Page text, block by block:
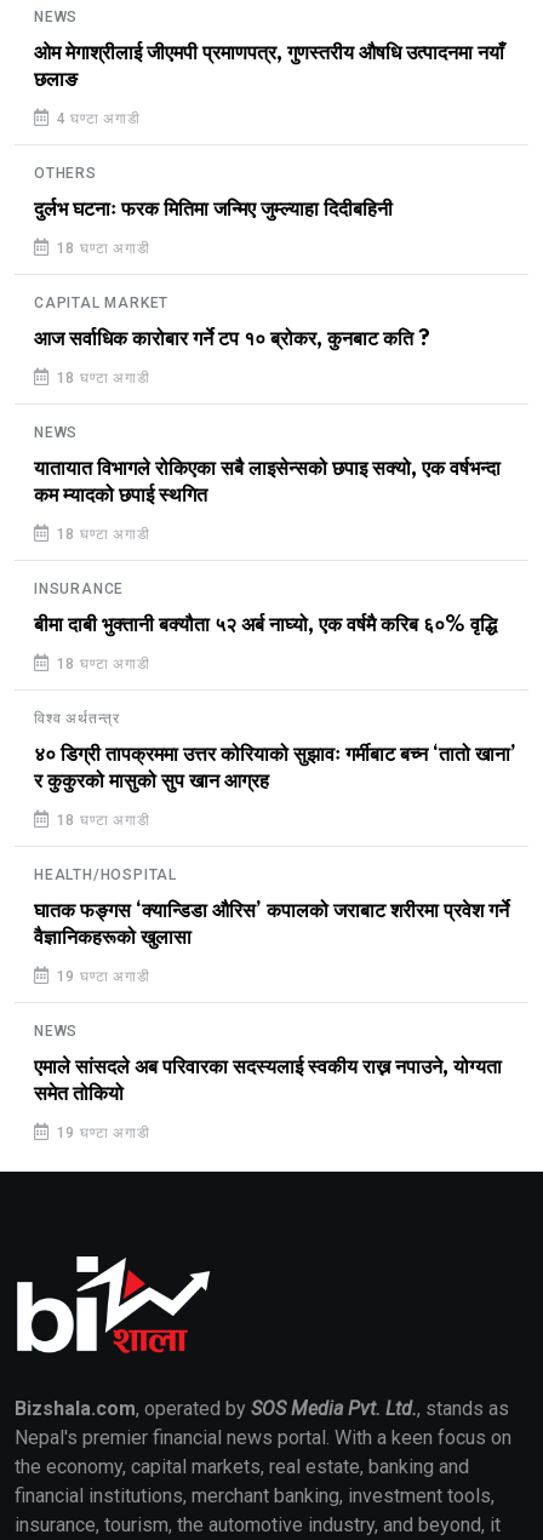
NEWS
ओम मेगाश्रीलाई जीएमपी प्रमाणपत्र, गुणस्तरीय औषधि उत्पादनमा नयाँ
छलाङ
4 घण्टा अगाडी
OTHERS
दुर्लभ घटनाः फरक मितिमा जन्मिए जुम्ल्याहा दिदीबहिनी
18 घण्टा अगाडी
CAPITAL MARKET
आज सर्वाधिक कारोबार गर्ने टप १० ब्रोकर, कुनबाट कति ?
18 घण्टा अगाडी
NEWS
यातायात विभागले रोकिएका सबै लाइसेन्सको छपाइ सक्यो, एक वर्षभन्दा
कम म्यादको छपाई स्थगित
18 घण्टा अगाडी
INSURANCE
बीमा दाबी भुक्तानी बक्यौता ५२ अर्ब नाघ्यो, एक वर्षमै करिब ६०% वृद्धि
18 घण्टा अगाडी
विश्व अर्थतन्त्र
४० डिग्री तापक्रममा उत्तर कोरियाको सुझावः गर्मीबाट बच्न ‘तातो खाना’
र कुकुरको मासुको सुप खान आग्रह
18 घण्टा अगाडी
HEALTH/HOSPITAL
घातक फङ्गस ‘क्यान्डिडा औरिस’ कपालको जराबाट शरीरमा प्रवेश गर्ने
वैज्ञानिकहरूको खुलासा
19 घण्टा अगाडी
NEWS
एमाले सांसदले अब परिवारका सदस्यलाई स्वकीय राख्न नपाउने, योग्यता
समेत तोकियो
19 घण्टा अगाडी
Bizshala.com, operated by SOS Media Pvt. Ltd., stands as
Nepal's premier financial news portal. With a keen focus on
the economy, capital markets, real estate, banking and
financial institutions, merchant banking, investment tools,
insurance, tourism, the automotive industry, and beyond, it